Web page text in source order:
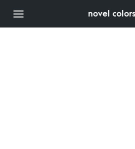
novel colors